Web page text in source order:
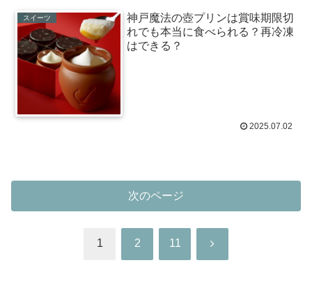
スイーツ
神戸魔法の壺プリンは賞味期限切
れでも本当に食べられる？再冷凍
はできる？
2025.07.02
次のページ
1 2 11 次